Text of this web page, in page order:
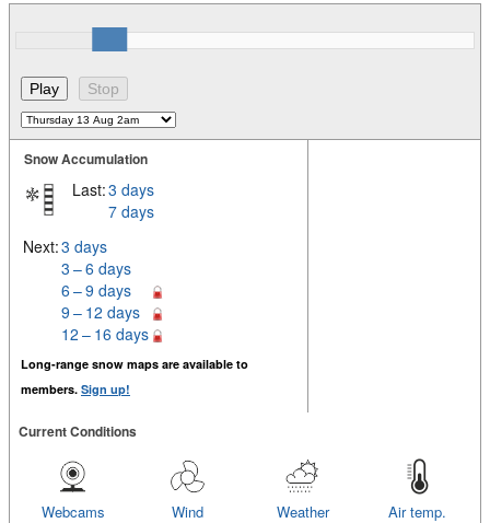
Snow Accumulation
Last:3 days
7 days
Next:3 days
3 – 6 days
6 – 9 days
9 – 12 days
12 – 16 days
Long-range snow maps are available to
members. Sign up!
Current Conditions
Air temp.
Weather
Wind
Webcams